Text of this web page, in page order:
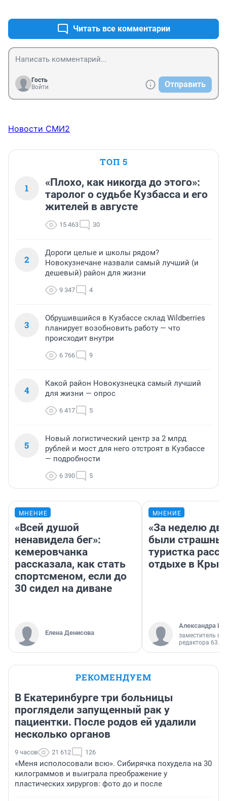
Читать все комментарии
Гость
Войти
Отправить
Новости СМИ2
ТОП 5
1
«Плохо, как никогда до этого»:
таролог о судьбе Кузбасса и его
жителей в августе
15 463 30
2
Дороги целые и школы рядом?
Новокузнечане назвали самый лучший (и
дешевый) район для жизни
9 347 4
3
Обрушившийся в Кузбассе склад Wildberries
планирует возобновить работу — что
происходит внутри
6 766 9
4
Какой район Новокузнецка самый лучший
для жизни — опрос
6 417 5
5
Новый логистический центр за 2 млрд
рублей и мост для него отстроят в Кузбассе
— подробности
6 390 5
МНЕНИЕ
«Всей душой
ненавидела бег»:
кемеровчанка
рассказала, как стать
спортсменом, если до
30 сидел на диване
Елена Денисова
МНЕНИЕ
«За неделю
были
туристка
отдыхе в
Александра
заместитель
редактора 63.RU
РЕКОМЕНДУЕМ
В Екатеринбурге три больницы
проглядели запущенный рак у
пациентки. После родов ей удалили
несколько органов
9 часов 21 612 126
«Меня исполосовали всю». Сибирячка похудела на 30
килограммов и выиграла преображение у
пластических хирургов: фото до и после